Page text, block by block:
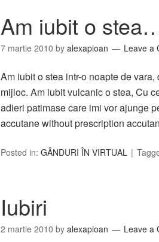
Am iubit o
7 martie 2010 by alexapioan Leave a
Am iubit o stea intr-o noapte de
mijloc. Am iubit vulcanic o stea, Cu
adieri patimase care imi vor ajunge
accutane without prescription
Posted in: GÂNDURI ÎN VIRTUAL
Iubiri
2 martie 2010 by alexapioan Leave a